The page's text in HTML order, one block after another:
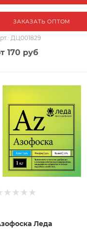
ЗАКАЗАТЬ ОПТОМ
ДЦ001829
170 руб
Леда